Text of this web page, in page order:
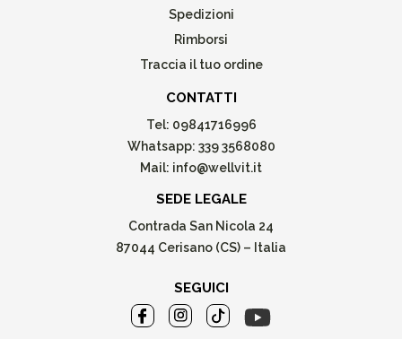
Spedizioni
Rimborsi
Traccia il tuo ordine
CONTATTI
Tel: 09841716996
Whatsapp: 339 3568080
Mail: info@wellvit.it
SEDE LEGALE
Contrada San Nicola 24
87044 Cerisano (CS) – Italia
SEGUICI